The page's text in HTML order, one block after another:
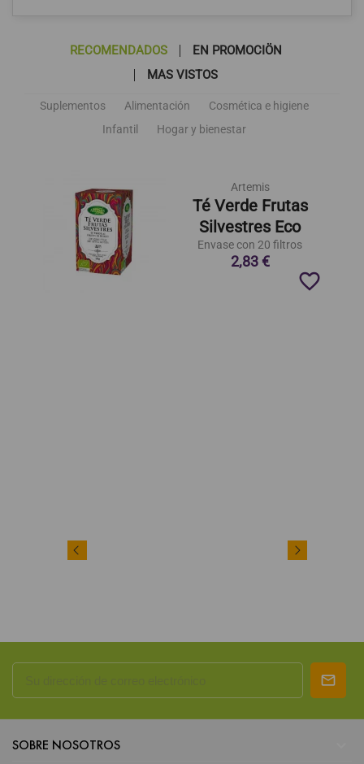
RECOMENDADOS
EN PROMOCIÖN
MAS VISTOS
Suplementos Alimentación
Cosmética e higiene
Infantil
Hogar y bienestar
Artemis
Té Verde Frutas
Silvestres Eco
Envase con 20 filtros
2,83 €
favorite_border
SOBRE NOSOTROS